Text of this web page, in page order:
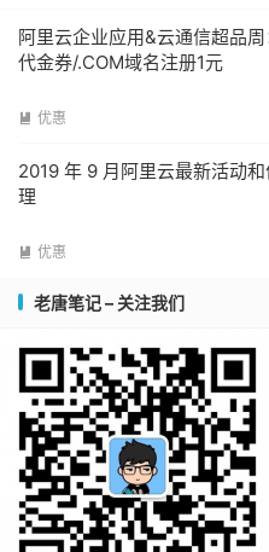
阿里云企业应用&云通信超品
代金券/.COM域名注册1元
 优惠
2019 年 9 月阿里云最新活动
理
 优惠
老唐笔记 – 关注我们